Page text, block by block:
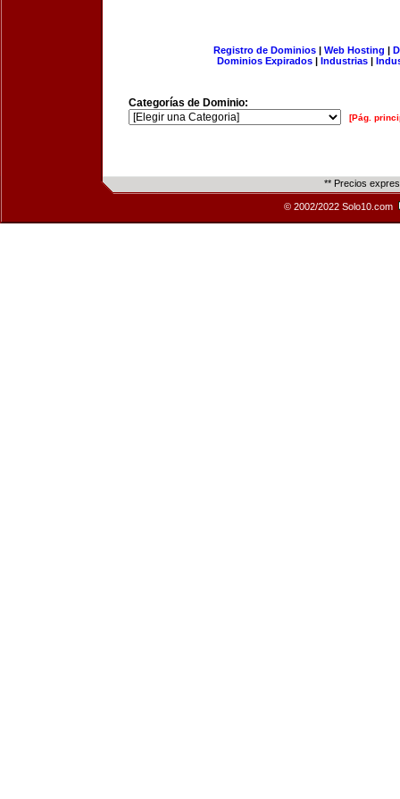
Registro de Dominios| Web Hosting |
Dominios Expirados | Industrias |
Categorías de Dominio:
[Pág.
** Precios
© 2002/2022 Solo10.com